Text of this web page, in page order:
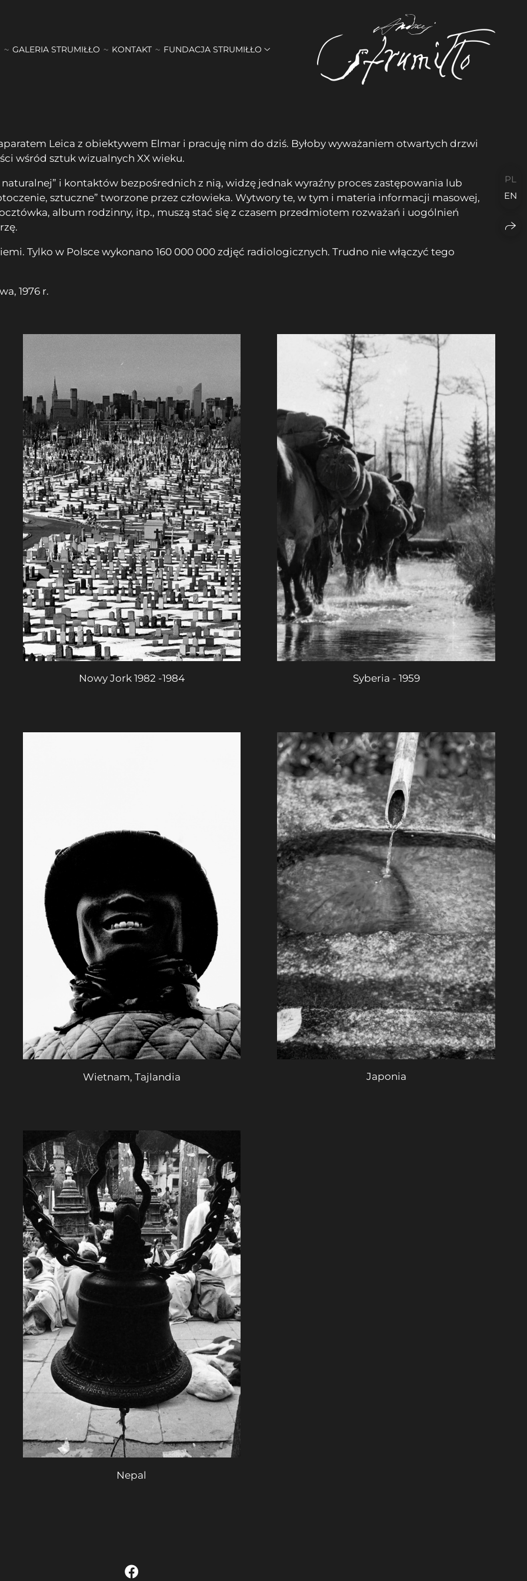
GALERIA STRUMIŁŁO KONTAKT FUNDACJA STRUMIŁŁO
Leica z obiektywem Elmar i pracuję nim do dziś. Byłoby wyważaniem otwartych drzwi
wśród sztuk wizualnych XX wieku.
i kontaktów bezpośrednich z nią, widzę jednak wyraźny proces zastępowania lub
sztuczne” tworzone przez człowieka. Wytwory te, w tym i materia informacji masowej,
album rodzinny, itp., muszą stać się z czasem przedmiotem rozważań i uogólnień
Tylko w Polsce wykonano 160 000 000 zdjęć radiologicznych. Trudno nie włączyć tego
1976 r.
Nowy Jork 1982 -1984 Syberia - 1959
Wietnam, Tajlandia Japonia
Nepal
PL
EN